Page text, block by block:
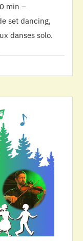
min –
set dancing,
danses solo.